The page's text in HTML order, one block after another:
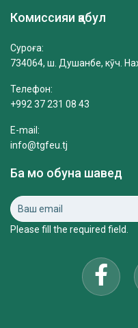
Комиссияи қабул
Суроға:
734064, ш. Душанбе, кӯч.
Телефон:
+992 37 231 08 43
E-mail:
info@tgfeu.tj
Ба мо обуна шавед
Please fill the required field.